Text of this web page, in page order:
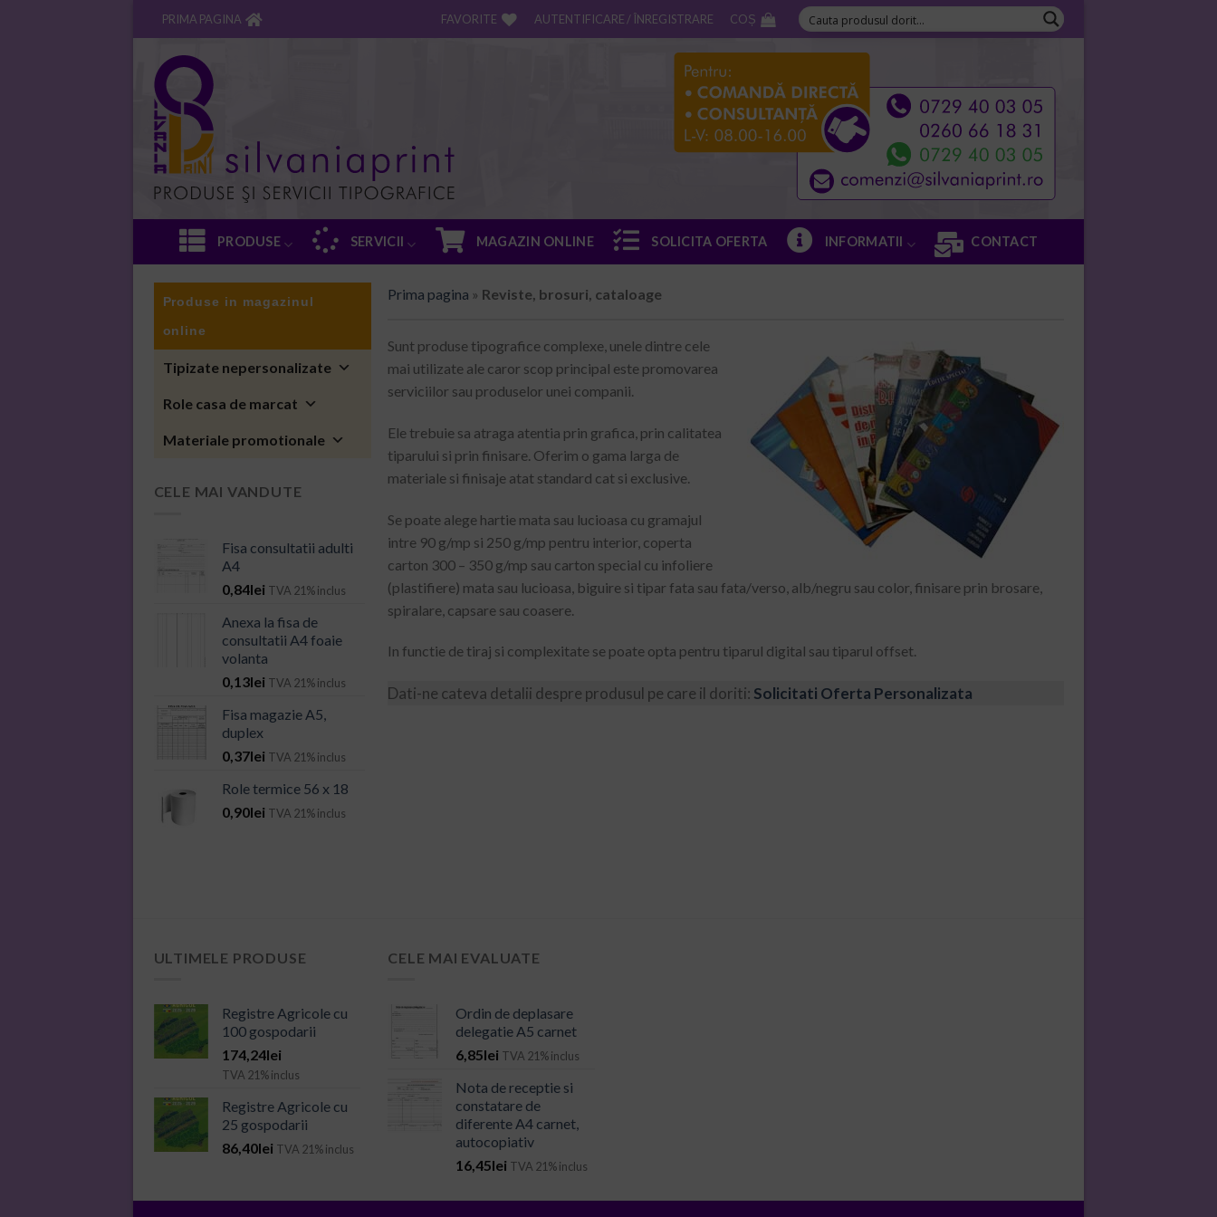
content
PRIMA PAGINA FAVORITE AUTENTIFICARE / ÎNREGISTRARE COȘ
PRODUSE SERVICII MAGAZIN ONLINE SOLICITA OFERTA INFORMATII CONTACT
Prima pagina » Reviste, brosuri, cataloage
Sunt produse tipografice complexe, unele dintre cele
mai utilizate ale caror scop principal este promovarea
serviciilor sau produselor unei companii.
Ele trebuie sa atraga atentia prin grafica, prin calitatea
tiparului si prin finisare. Oferim o gama larga de
materiale si finisaje atat standard cat si exclusive.
Se poate alege hartie mata sau lucioasa cu gramajul
intre 90 g/mp si 250 g/mp pentru interior, coperta
carton 300 – 350 g/mp sau carton special cu infoliere
(plastifiere) mata sau lucioasa, biguire si tipar fata sau fata/verso, alb/negru sau color, finisare prin brosare,
spiralare, capsare sau coasere.
In functie de tiraj si complexitate se poate opta pentru tiparul digital sau tiparul offset.
Dati-ne cateva detalii despre produsul pe care il doriti: Solicitati Oferta Personalizata
Produse in magazinul
online
Tipizate nepersonalizate
Role casa de marcat
Materiale promotionale
CELE MAI VANDUTE
Fisa consultatii adulti
A4
0,84lei TVA 21% inclus
Anexa la fisa de
consultatii A4 foaie
volanta
0,13lei TVA 21% inclus
Fisa magazie A5,
duplex
0,37lei TVA 21% inclus
Role termice 56 x 18
0,90lei TVA 21% inclus
ULTIMELE PRODUSE
Registre Agricole cu
100 gospodarii
174,24lei
TVA 21% inclus
Registre Agricole cu
25 gospodarii
86,40lei TVA 21% inclus
CELE MAI EVALUATE
Ordin de deplasare
delegatie A5 carnet
6,85lei TVA 21% inclus
Nota de receptie si
constatare de
diferente A4 carnet,
autocopiativ
16,45lei TVA 21% inclus